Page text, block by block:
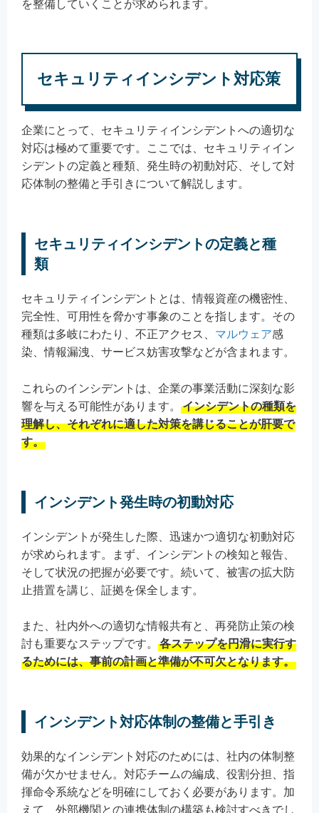
を整備していくことが求められます。
セキュリティインシデント対応策
企業にとって、セキュリティインシデントへの適切な
対応は極めて重要です。ここでは、セキュリティイン
シデントの定義と種類、発生時の初動対応、そして対
応体制の整備と手引きについて解説します。
セキュリティインシデントの定義と種
類
セキュリティインシデントとは、情報資産の機密性、
完全性、可用性を脅かす事象のことを指します。その
種類は多岐にわたり、不正アクセス、 マルウェア感
染、情報漏洩、サービス妨害攻撃などが含まれます。
これらのインシデントは、企業の事業活動に深刻な影
響を与える可能性があります。
インシデントの種類を
理解し、それぞれに適した対策を講じることが肝要で
す。
インシデント発生時の初動対応
インシデントが発生した際、迅速かつ適切な初動対応
が求められます。まず、インシデントの検知と報告、
そして状況の把握が必要です。続いて、被害の拡大防
止措置を講じ、証拠を保全します。
また、社内外への適切な情報共有と、再発防止策の検
討も重要なステップです。
各ステップを円滑に実行す
るためには、事前の計画と準備が不可欠となります。
インシデント対応体制の整備と手引き
効果的なインシデント対応のためには、社内の体制整
備が欠かせません。対応チームの編成、役割分担、指
揮命令系統などを明確にしておく必要があります。加
えて、外部機関との連携体制の構築も検討すべきでし